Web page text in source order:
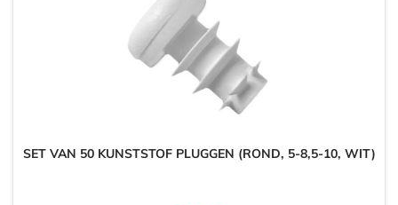
SET VAN 50 KUNSTSTOF PLUGGEN (ROND, 5-8,5-10, WIT)